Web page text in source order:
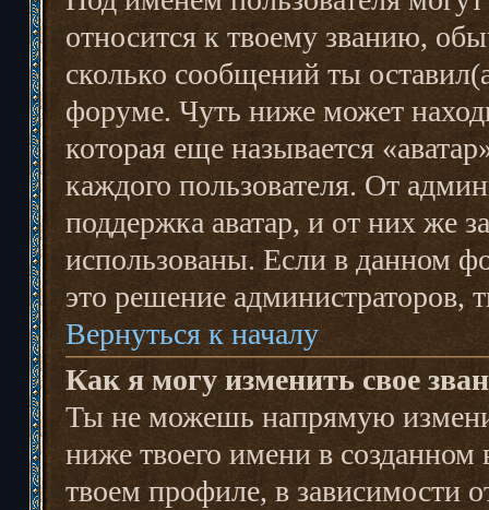
относится к твоему званию,
сколько сообщений ты
форуме. Чуть ниже может
которая еще называется
каждого пользователя. От
поддержка аватар, и от них же
использованы. Если в данном
это решение
Вернуться к началу
Как я могу изменить свое
Ты не можешь напрямую
ниже твоего имени в
твоем профиле, в зависимости